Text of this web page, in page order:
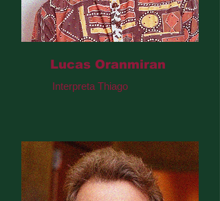
Lucas Oranmiran
Interpreta Thiago